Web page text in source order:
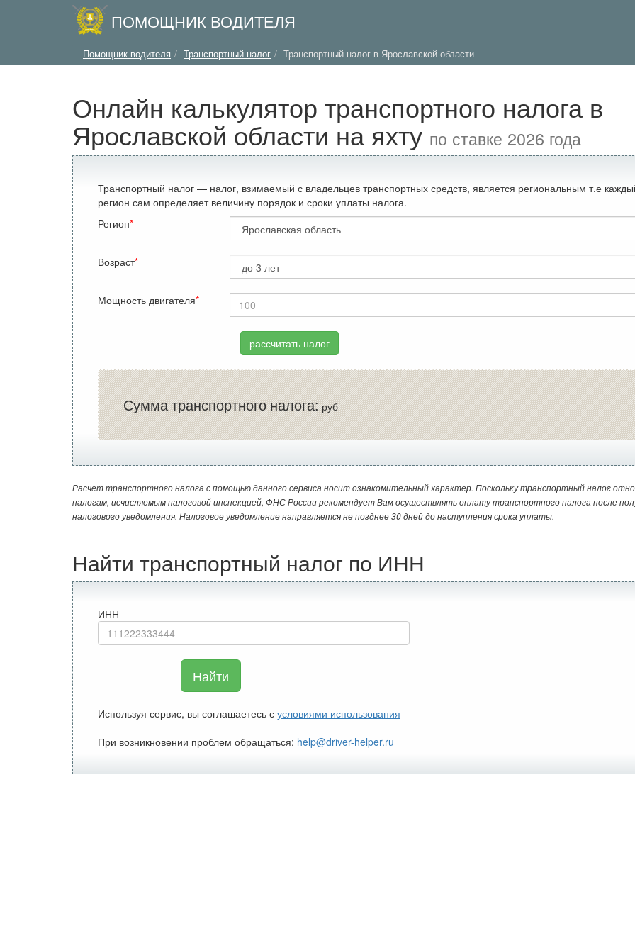
ПОМОЩНИК ВОДИТЕЛЯ
Помощник водителя Транспортный налог Транспортный налог в Ярославской области
Онлайн калькулятор транспортного налога в
Ярославской области на яхту по ставке 2026 года
Транспортный налог — налог, взимаемый с владельцев транспортных средств, является региональным т.е
регион сам определяет величину порядок и сроки уплаты налога.
Регион
Возраст
Мощность двигателя
рассчитать налог
Сумма транспортного налога:руб
Расчет транспортного налога с помощью данного сервиса носит ознакомительный характер. Поскольку транспортный налог
налогам, исчисляемым налоговой инспекцией, ФНС России рекомендует Вам осуществлять оплату транспортного налога после
налогового уведомления. Налоговое уведомление направляется не позднее 30 дней до наступления срока уплаты.
Найти транспортный налог по ИНН
ИНН
Найти
Используя сервис, вы соглашаетесь с условиями использования
При возникновении проблем обращаться: help@driver-helper.ru